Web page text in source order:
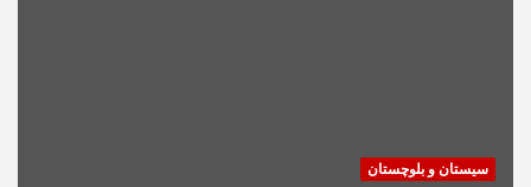
سیستان و بلوچستان